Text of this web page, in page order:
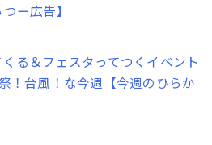
ー広告】
る＆フェスタってつくイベント
！台風！な今週【今週のひらか